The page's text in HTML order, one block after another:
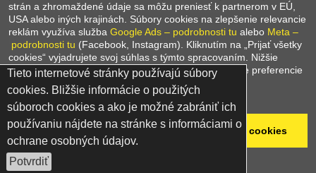
E-shopINVICTA Tepliceje držiteľomcertifikátu
Pravoeshopov.sk, ktorý potvrdzuje, že náš e‑shop spĺňa všetky
požiadavky a pravidlá zákonného predaja. Tento certifikát je
zárukou bezpečného nákupu, transparentných podmienok a
spoľahlivého prístupu k zákazníkom. Nakupujte u nás s istotou –
sme overený e‑shop, ktorému môžete dôverovať.
©2026Copyright
Predvoľby súkromiaZásady ochrany osobných údajov
strán a zhromaždené údaje sa môžu preniesť k partnerom v EÚ,
USA alebo iných krajinách. Súbory cookies na zlepšenie relevancie
reklám využíva služba Google Ads – podrobnosti tu alebo Meta –
podrobnosti tu (Facebook, Instagram). Kliknutím na „Prijať všetky
cookies“ vyjadrujete svoj súhlas s týmto spracovaním. Nižšie
môžete nájsť podrobné informácie alebo upraviť svoje preferencie
Zásady ochrany osobných údajov
Prijať všetky cookies
Odmietnuť všetko
Tieto internetové stránky používajú súbory
cookies. Bližšie informácie o použitých
súboroch cookies a ako je možné zabrániť ich
používaniu nájdete na stránke s informáciami o
ochrane osobných údajov.
Potvrdiť